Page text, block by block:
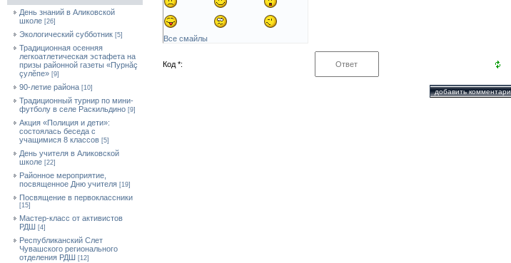
День знаний в Аликовской
школе [26]
Экологический субботник [5]
Традиционная осенняя
легкоатлетическая эстафета на
призы районной газеты «Пурнăç
çулĕпе» [9]
90-летие района [10]
Традиционный турнир по мини-
футболу в селе Раскильдино [9]
Акция «Полиция и дети»:
состоялась беседа с
учащимися 8 классов [5]
День учителя в Аликовской
школе [22]
Районное мероприятие,
посвященное Дню учителя [19]
Посвящение в первоклассники
[15]
Мастер-класс от активистов
РДШ [4]
Республиканский Слет
Чувашского регионального
отделения РДШ [12]
Все смайлы
Код *: